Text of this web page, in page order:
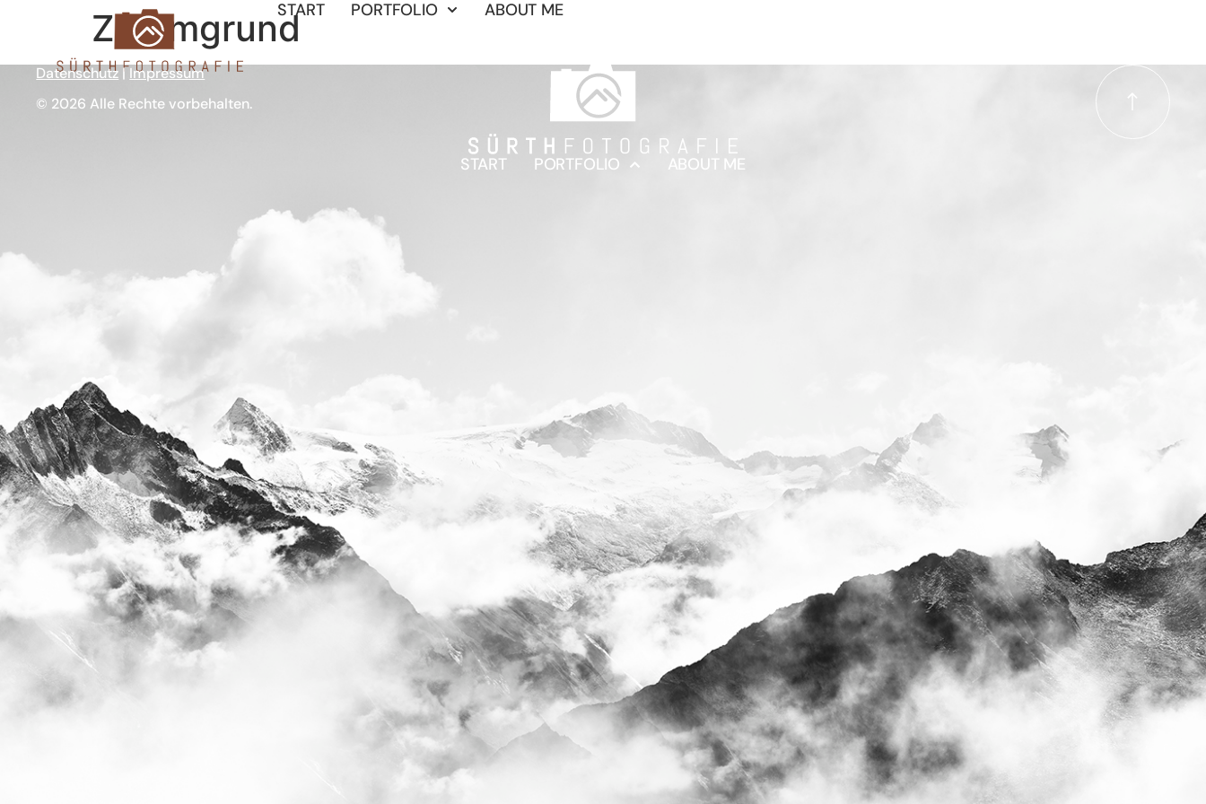
START PORTFOLIO ABOUT ME
Zemmgrund
Datenschutz |Impressum
© 2026 Alle Rechte vorbehalten.
START PORTFOLIO ABOUT ME